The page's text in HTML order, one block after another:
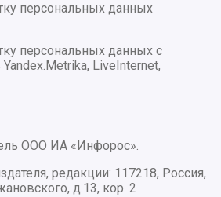
персональных данных
персональных данных с
LiveInternet,
ООО ИА «Инфорос».
редакции: 117218, Россия,
д.13, кор. 2